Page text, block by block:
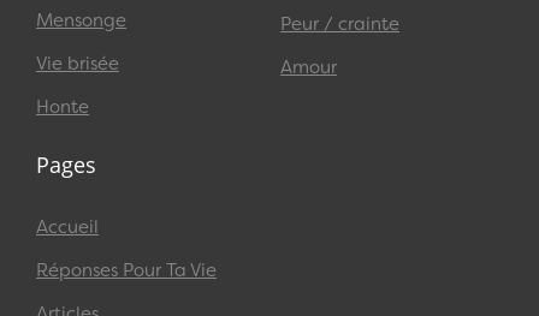
Mensonge
Vie brisée
Honte
Peur / crainte
Amour
Pages
Accueil
Réponses Pour Ta Vie